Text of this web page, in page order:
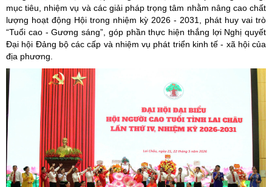
mục tiêu, nhiệm vụ và các giải pháp trọng tâm nhằm nâng cao chất
lượng hoạt động Hội trong nhiệm kỳ 2026 - 2031, phát huy vai trò
“Tuổi cao - Gương sáng”, góp phần thực hiện thắng lợi Nghị quyết
Đại hội Đảng bộ các cấp và nhiệm vụ phát triển kinh tế - xã hội của
địa phương.